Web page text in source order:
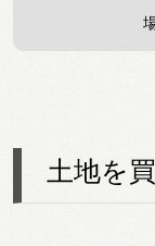
土地を